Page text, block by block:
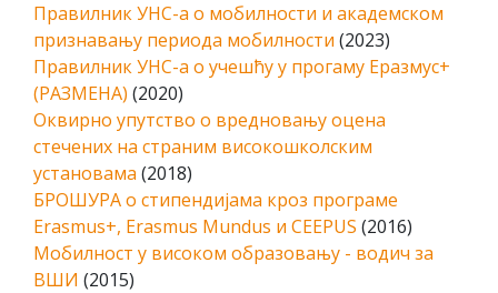
Правилник УНС-а о мобилности и академском
признавању периода мобилности (2023)
Правилник УНС-а о учешћу у прогаму Еразмус+
(РАЗМЕНА) (2020)
Оквирно упутство о вредновању оцена
стечених на страним високошколским
установама (2018)
БРОШУРА о стипендијама кроз програме
Erasmus+, Erasmus Mundus и CEEPUS (2016)
Мобилност у високом образовању - водич за
ВШИ (2015)